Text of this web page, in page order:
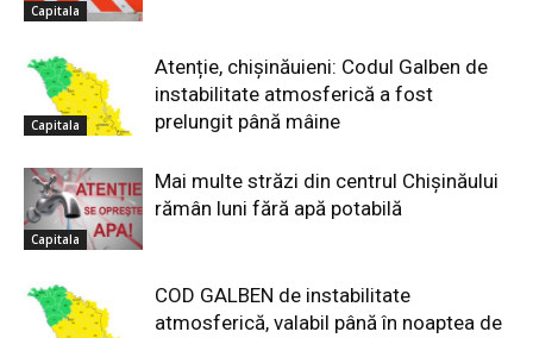
Capitala
Capitala
Atenție, chișinăuieni: Codul Galben de
instabilitate atmosferică a fost
prelungit până mâine
Capitala
Mai multe străzi din centrul Chișinăului
rămân luni fără apă potabilă
COD GALBEN de instabilitate
atmosferică, valabil până în noaptea de